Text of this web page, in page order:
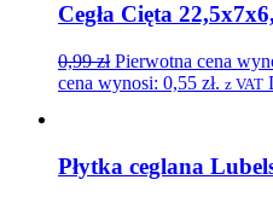
Cegła Cięta
0,99zł Pierwotna cena
cena wynosi: 0,55 zł. z VAT
Płytka ceglana